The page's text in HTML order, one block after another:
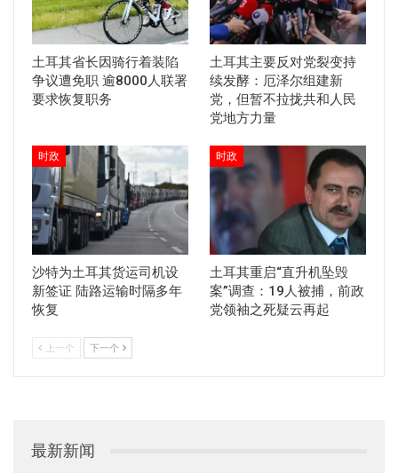
土耳其省长因骑行着装陷
争议遭免职 逾8000人联署
要求恢复职务
土耳其主要反对党裂变持
续发酵：厄泽尔组建新
党，但暂不拉拢共和人民
党地方力量
时政
沙特为土耳其货运司机设
新签证 陆路运输时隔多年
恢复
时政
土耳其重启“直升机坠毁
案”调查：19人被捕，前政
党领袖之死疑云再起
上一个 下一个
最新新闻